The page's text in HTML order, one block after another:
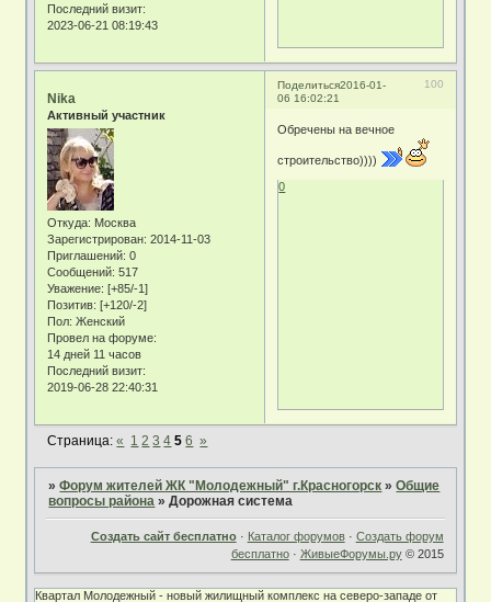
Последний визит:
2023-06-21 08:19:43
Поделиться 100
2016-01-
06 16:02:21
Nika
Активный участник
Откуда: Москва
Зарегистрирован: 2014-11-03
Приглашений: 0
Сообщений: 517
Уважение: [+85/-1]
Позитив: [+120/-2]
Пол: Женский
Провел на форуме:
14 дней 11 часов
Последний визит:
2019-06-28 22:40:31
Обречены на вечное
строительство))))
0
Страница:« 1 2 3 4 5 6 »
»Форум жителей ЖК "Молодежный" г.Красногорск »Общие
вопросы района »Дорожная система
Создать сайт бесплатно· Каталог форумов· Создать форум
бесплатно· ЖивыеФорумы.ру© 2015
Квартал Молодежный - новый жилищный комплекс на северо-западе от